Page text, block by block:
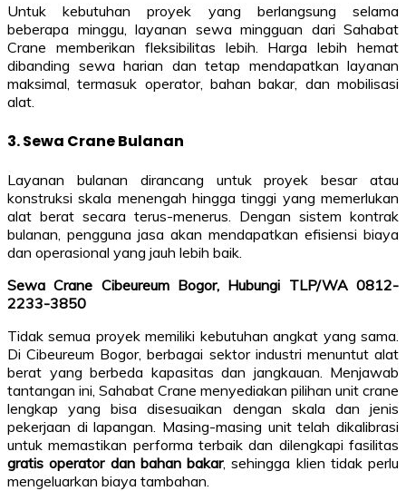
Untuk kebutuhan proyek yang berlangsung selama
beberapa minggu, layanan sewa mingguan dari Sahabat
Crane memberikan fleksibilitas lebih. Harga lebih hemat
dibanding sewa harian dan tetap mendapatkan layanan
maksimal, termasuk operator, bahan bakar, dan mobilisasi
alat.
3. Sewa Crane Bulanan
Layanan bulanan dirancang untuk proyek besar atau
konstruksi skala menengah hingga tinggi yang memerlukan
alat berat secara terus-menerus. Dengan sistem kontrak
bulanan, pengguna jasa akan mendapatkan efisiensi biaya
dan operasional yang jauh lebih baik.
Sewa Crane Cibeureum Bogor, Hubungi TLP/WA 0812-
2233-3850
Tidak semua proyek memiliki kebutuhan angkat yang sama.
Di Cibeureum Bogor, berbagai sektor industri menuntut alat
berat yang berbeda kapasitas dan jangkauan. Menjawab
tantangan ini, Sahabat Crane menyediakan pilihan unit crane
lengkap yang bisa disesuaikan dengan skala dan jenis
pekerjaan di lapangan. Masing-masing unit telah dikalibrasi
untuk memastikan performa terbaik dan dilengkapi fasilitas
gratis operator dan bahan bakar, sehingga klien tidak perlu
mengeluarkan biaya tambahan.